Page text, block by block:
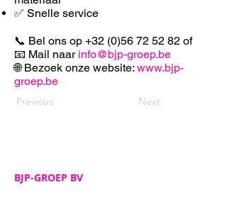
✅ Snelle service
📞 Bel ons op +32 (0)56 72 52 82 of
📧 Mail naar info@bjp-groep.be
🌐 Bezoek onze website: www.bjp-
groep.be
Previous Next
BJP-GROEP BV